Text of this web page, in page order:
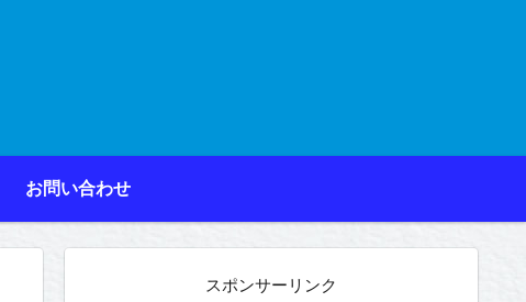
お問い合わせ
スポンサーリンク